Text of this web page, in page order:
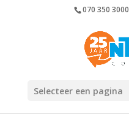
070 350 3000
Selecteer een pagina